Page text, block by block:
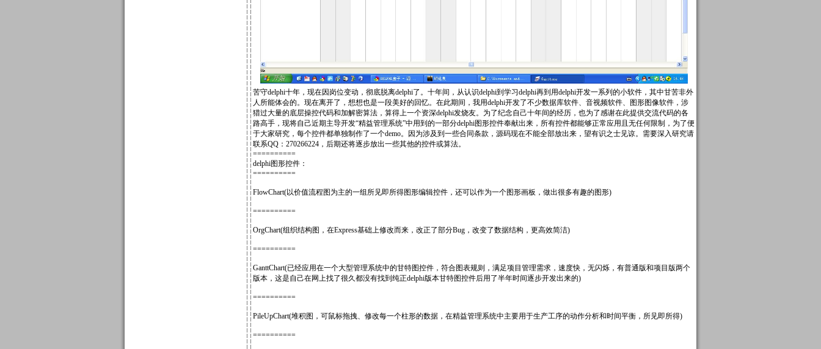
苦守delphi十年，现在因岗位变动，彻底脱离delphi了。十年间，从认识delphi到学习delphi再到用delphi开发一系列的小软件，其中甘苦非外
人所能体会的。现在离开了，想想也是一段美好的回忆。在此期间，我用delphi开发了不少数据库软件、音视频软件、图形图像软件，涉
猎过大量的底层操控代码和加解密算法，算得上一个资深delphi发烧友。为了纪念自己十年间的经历，也为了感谢在此提供交流代码的各
路高手，现将自己近期主导开发“精益管理系统”中用到的一部分delphi图形控件奉献出来，所有控件都能够正常应用且无任何限制，为了便
于大家研究，每个控件都单独制作了一个demo。因为涉及到一些合同条款，源码现在不能全部放出来，望有识之士见谅。需要深入研究请
联系QQ：270266224，后期还将逐步放出一些其他的控件或算法。
==========
delphi图形控件：
==========
FlowChart(以价值流程图为主的一组所见即所得图形编辑控件，还可以作为一个图形画板，做出很多有趣的图形)
==========
OrgChart(组织结构图，在Express基础上修改而来，改正了部分Bug，改变了数据结构，更高效简洁)
==========
GanttChart(已经应用在一个大型管理系统中的甘特图控件，符合图表规则，满足项目管理需求，速度快，无闪烁，有普通版和项目版两个
版本，这是自己在网上找了很久都没有找到纯正delphi版本甘特图控件后用了半年时间逐步开发出来的)
==========
PileUpChart(堆积图，可鼠标拖拽、修改每一个柱形的数据，在精益管理系统中主要用于生产工序的动作分析和时间平衡，所见即所得)
==========